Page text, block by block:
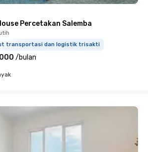
Percetakan Salemba
transportasi dan logistik trisakti
/bulan